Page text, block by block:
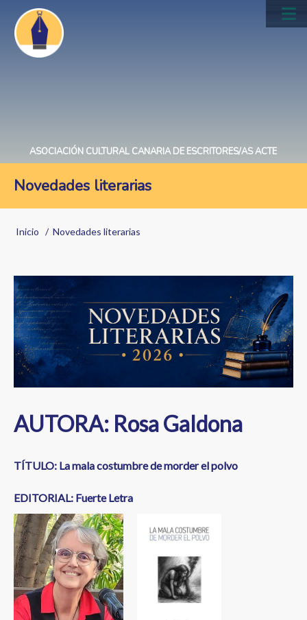
Pasar
contenido
principal
ASOCIACIÓN CULTURAL CANARIA DE ESCRITORES/AS ACTE
Novedades literarias
Sobrescribir
de
ayuda
a
la
navegación
Inicio Novedades literarias
AUTORA: Rosa Galdona
TÍTULO: La mala costumbre de morder el polvo
EDITORIAL: Fuerte Letra